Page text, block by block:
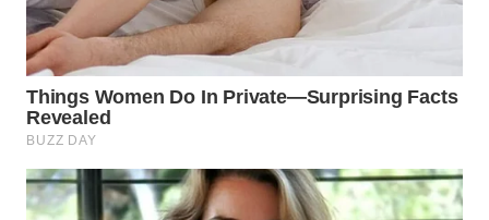
WAHANA
TV
WAHANANEWS
ID
WAHANANEWS